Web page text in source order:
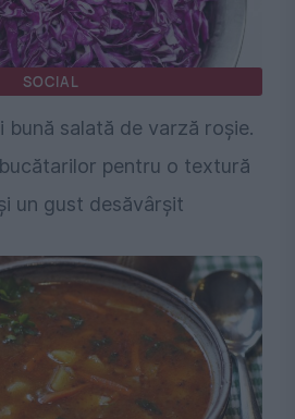
SOCIAL
bună salată de varză roșie.
pentru o textură
un gust desăvârșit